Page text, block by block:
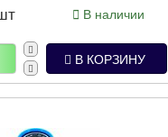
В наличии
В КОРЗИНУ